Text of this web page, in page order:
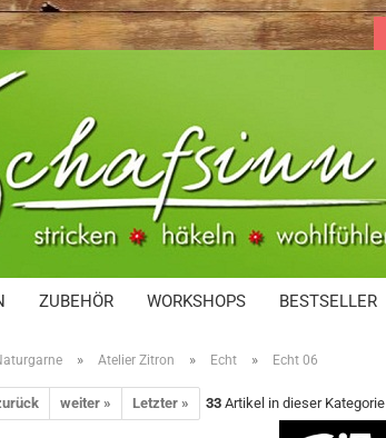
ZUBEHÖR WORKSHOPS BESTSELLER
» Atelier Zitron » Echt » Echt 06
weiter » Letzter » 33 Artikel in dieser Kategorie